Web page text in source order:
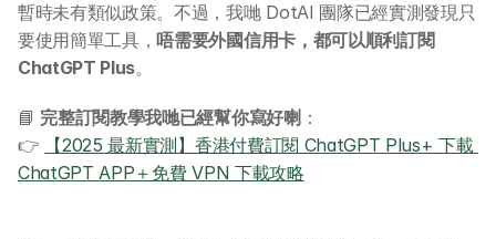
暫時未有類似政策。不過，我哋 DotAI 團隊已經實測發現只
要使用簡單工具，唔需要外國信用卡，都可以順利訂閱
ChatGPT Plus。
📘 完整訂閱教學我哋已經幫你寫好喇 ：
👉
【2025 最新實測】香港付費訂閱 ChatGPT Plus+ 下載
ChatGPT APP＋免費 VPN 下載攻略
全系列 30 小時
AI-in-One 全年 AI 學習通行證
全系列 29 小時
各類應用主題
AI 應用主題班系列